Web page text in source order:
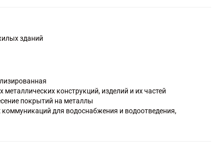
зданий
конструкций, изделий и их частей
покрытий на металлы
для водоснабжения и водоотведения,
линий электропередачи и связи
санитарно-технических и прочих строительно-